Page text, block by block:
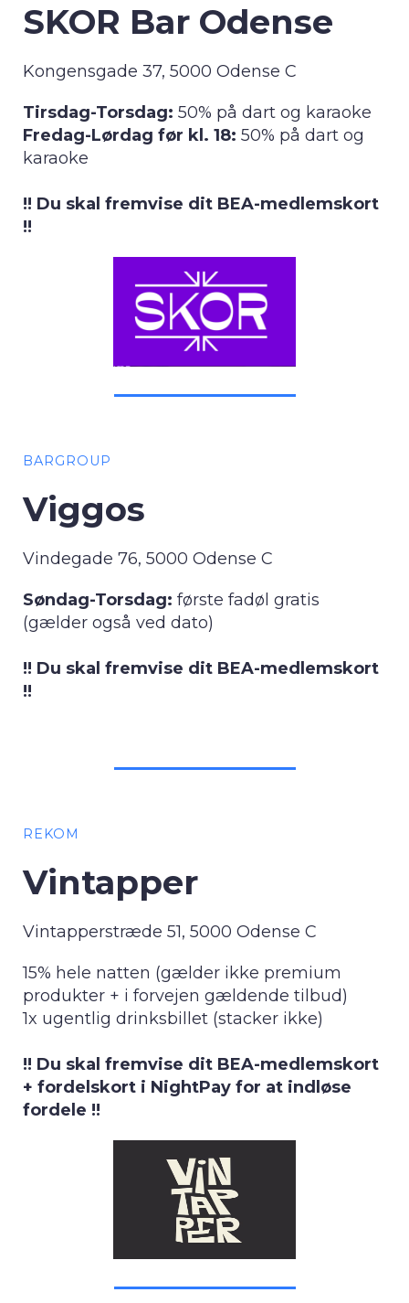
SKOR Bar Odense
Kongensgade 37, 5000 Odense C
Tirsdag-Torsdag: 50% på dart og karaoke
Fredag-Lørdag før kl. 18: 50% på dart og
karaoke
!! Du skal fremvise dit BEA-medlemskort
!!
BARGROUP
Viggos
Vindegade 76, 5000 Odense C
Søndag-Torsdag: første fadøl gratis
(gælder også ved dato)
!! Du skal fremvise dit BEA-medlemskort
!!
REKOM
Vintapper
Vintapperstræde 51, 5000 Odense C
15% hele natten (gælder ikke premium
produkter + i forvejen gældende tilbud)
1x ugentlig drinksbillet (stacker ikke)
!! Du skal fremvise dit BEA-medlemskort
+ fordelskort i NightPay for at indløse
fordele !!